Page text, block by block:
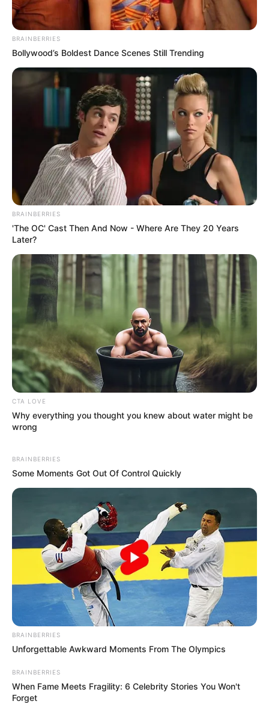
BRAINBERRIES
Bollywood’s Boldest Dance Scenes Still Trending
BRAINBERRIES
'The OC' Cast Then And Now - Where Are They 20 Years
Later?
CTA LOVE
Why everything you thought you knew about water might be
wrong
BRAINBERRIES
Some Moments Got Out Of Control Quickly
BRAINBERRIES
Unforgettable Awkward Moments From The Olympics
BRAINBERRIES
When Fame Meets Fragility: 6 Celebrity Stories You Won't
Forget